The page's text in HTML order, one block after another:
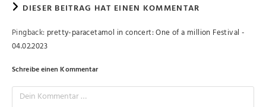
DIESER BEITRAG HAT EINEN KOMMENTAR
Pingback: pretty-paracetamol in concert: One of a million Festival -
04.02.2023
Schreibe einen Kommentar